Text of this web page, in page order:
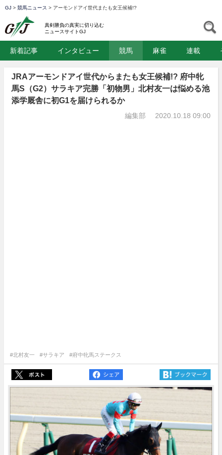
GJ > 競馬ニュース > アーモンドアイ世代またも女王候補!?
真剣勝負の真実に切り込む
ニュースサイトGJ
新着記事 インタビュー 競馬 麻雀 連載
JRAアーモンドアイ世代からまたも女王候補!? 府中牝
馬S（G2）サラキア完勝「初物男」北村友一は悩める池
添学厩舎に初G1を届けられるか
編集部 2020.10.18 09:00
#北村友一 #サラキア #府中牝馬ステークス